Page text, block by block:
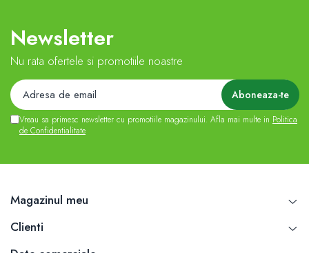
Newsletter
Nu rata ofertele si promotiile noastre
Vreau sa primesc newsletter cu promotiile magazinului. Afla mai multe in Politica
de Confidentialitate
Magazinul meu
Clienti